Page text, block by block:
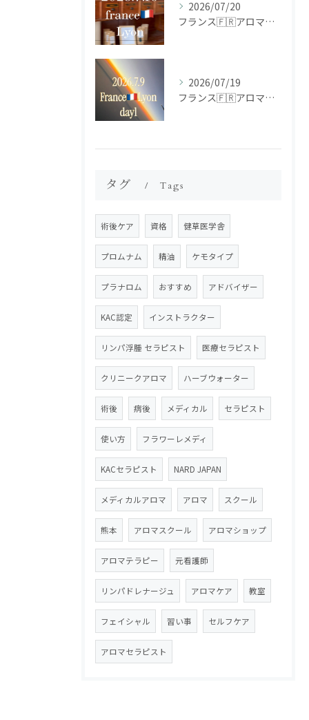
2026/07/20
フランス🇫🇷アロマ研修ツアー𝗱𝗮𝘆𝟮
2026/07/19
フランス🇫🇷アロマ研修ツアー𝗱𝗮𝘆𝟭
タグ Tags
術後ケア 資格 健草医学舎
プロムナム 精油 ケモタイプ
プラナロム おすすめ アドバイザー
KAC認定 インストラクター
リンパ浮腫 セラピスト 医療セラピスト
クリニークアロマ ハーブウォーター
術後 病後 メディカル セラピスト
使い方 フラワーレメディ
KACセラピスト NARD JAPAN
メディカルアロマ アロマ スクール
熊本 アロマスクール アロマショップ
アロマテラピー 元看護師
リンパドレナージュ アロマケア 教室
フェイシャル 習い事 セルフケア
アロマセラピスト